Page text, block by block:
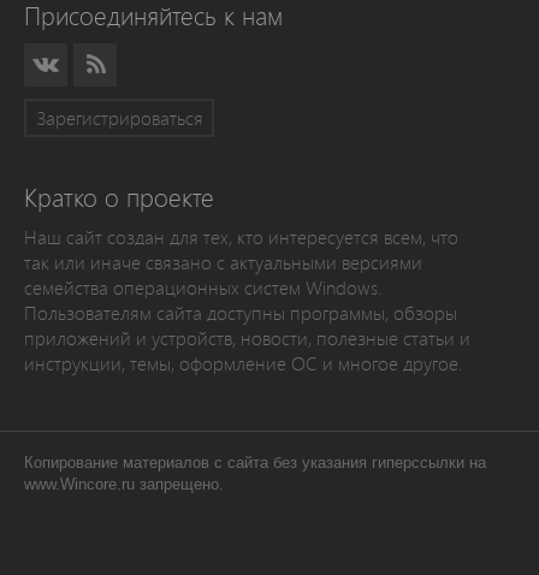
Присоединяйтесь к нам
Зарегистрироваться
Кратко о проекте
Наш сайт создан для тех, кто интересуется всем, что
так или иначе связано с актуальными версиями
семейства операционных систем Windows.
Пользователям сайта доступны программы, обзоры
приложений и устройств, новости, полезные статьи и
инструкции, темы, оформление ОС и многое другое.
Копирование материалов с сайта без указания гиперссылки на
www.Wincore.ru запрещено.